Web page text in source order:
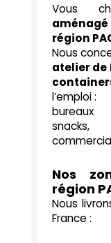
Vous
région
Nous
atelier de
l’emploi :
bureaux
Nos
région
Nous
France :